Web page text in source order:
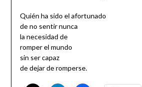
Quién ha sido el afortunado
de no sentir nunca
la necesidad de
romper el mundo
sin ser capaz
de dejar de romperse.